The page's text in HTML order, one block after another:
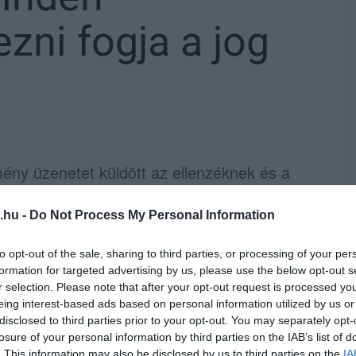
- Do Not Process My Personal Information
opt-out of the sale, sharing to third parties, or processing of your
for targeted advertising by us, please use the below opt-out
selection. Please note that after your opt-out request is processed
interest-based ads based on personal information utilized by us
to third parties prior to your opt-out. You may separately
of your personal information by third parties on the IAB’s list of
fogja a jog
üzenetet küldött az ellenzéknek és a
összefoglalót azzal indította:
rátért a Szőlő utcai javítóintézet
támadták Semjén Zsoltot. Orbán ezt
nevezte.
ellen felnőtt nők futtatása miatt indult
a kormány ellen. Orbán úgy